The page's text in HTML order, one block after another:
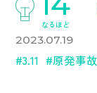
トップ
このサイ
なるほど
2023.07.19
#3.11 #原発事故